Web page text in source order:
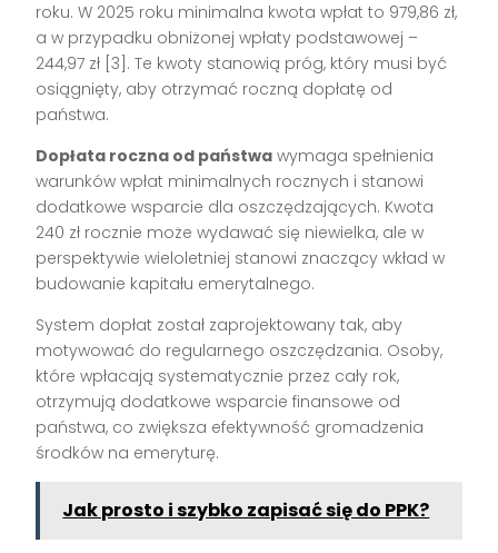
roku. W 2025 roku minimalna kwota wpłat to 979,86 zł,
a w przypadku obniżonej wpłaty podstawowej –
244,97 zł [3]. Te kwoty stanowią próg, który musi być
osiągnięty, aby otrzymać roczną dopłatę od
państwa.
Dopłata roczna od państwa wymaga spełnienia
warunków wpłat minimalnych rocznych i stanowi
dodatkowe wsparcie dla oszczędzających. Kwota
240 zł rocznie może wydawać się niewielka, ale w
perspektywie wieloletniej stanowi znaczący wkład w
budowanie kapitału emerytalnego.
System dopłat został zaprojektowany tak, aby
motywować do regularnego oszczędzania. Osoby,
które wpłacają systematycznie przez cały rok,
otrzymują dodatkowe wsparcie finansowe od
państwa, co zwiększa efektywność gromadzenia
środków na emeryturę.
Jak prosto i szybko zapisać się do PPK?